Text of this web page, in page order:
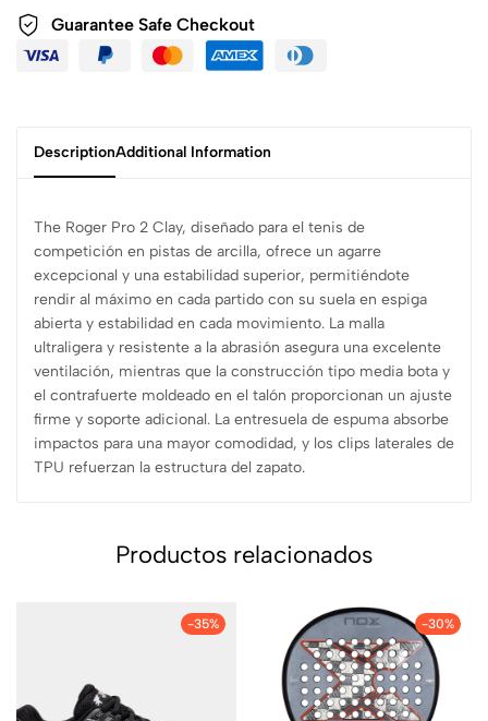
Guarantee Safe Checkout
DescriptionAdditional Information
The Roger Pro 2 Clay, diseñado para el tenis de
competición en pistas de arcilla, ofrece un agarre
excepcional y una estabilidad superior, permitiéndote
rendir al máximo en cada partido con su suela en espiga
abierta y estabilidad en cada movimiento. La malla
ultraligera y resistente a la abrasión asegura una excelente
ventilación, mientras que la construcción tipo media bota y
el contrafuerte moldeado en el talón proporcionan un ajuste
firme y soporte adicional. La entresuela de espuma absorbe
impactos para una mayor comodidad, y los clips laterales de
TPU refuerzan la estructura del zapato.
Productos relacionados
-35% -30%